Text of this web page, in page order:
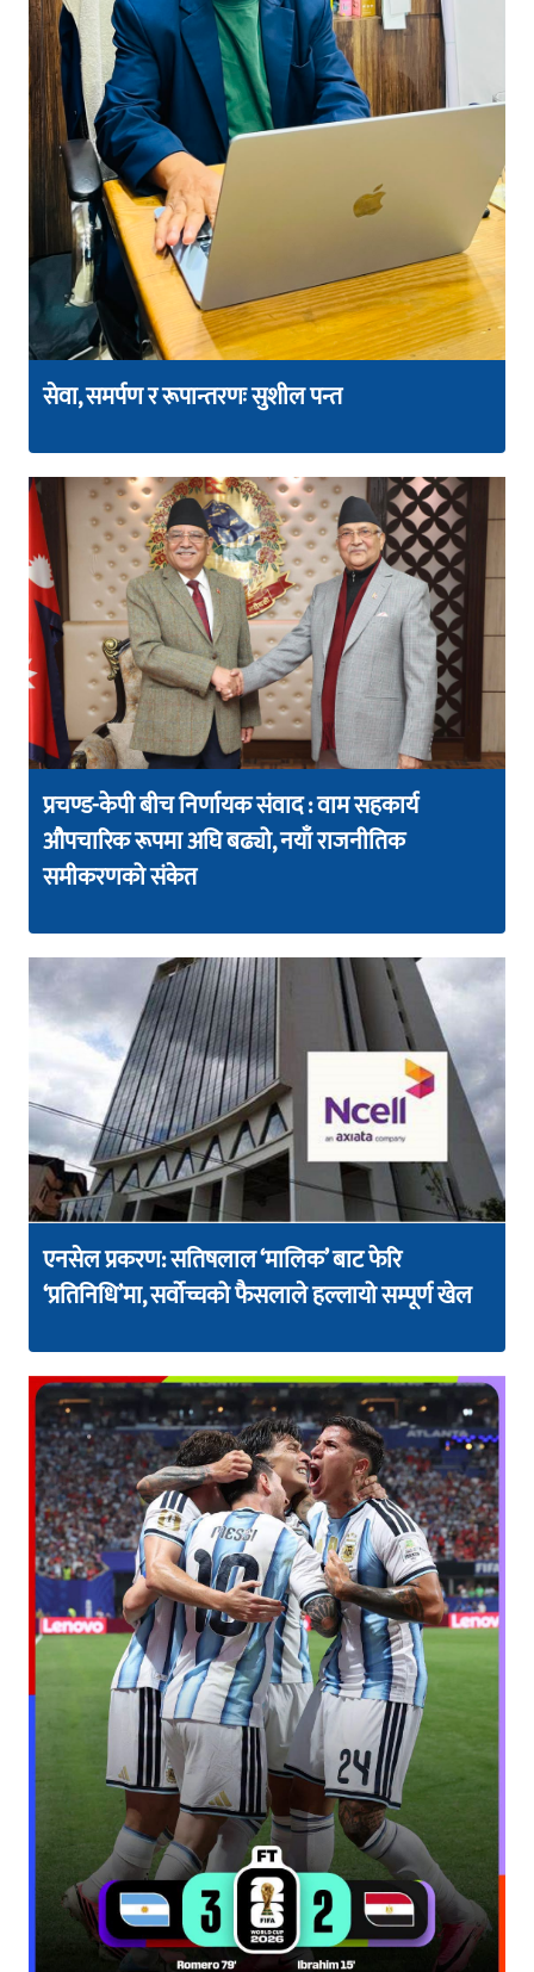
सेवा, समर्पण र रूपान्तरणः सुशील पन्त
प्रचण्ड-केपी बीच निर्णायक संवाद : वाम सहकार्य
औपचारिक रूपमा अघि बढ्यो, नयाँ राजनीतिक
समीकरणको संकेत
एनसेल प्रकरण: सतिषलाल ‘मालिक’ बाट फेरि
‘प्रतिनिधि’मा, सर्वोच्चको फैसलाले हल्लायो सम्पूर्ण खेल